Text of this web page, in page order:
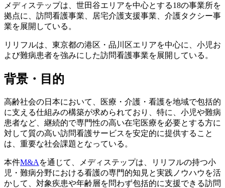
メディステップは、世田谷エリアを中心とする18の事業所を
拠点に、訪問看護事業、居宅介護支援事業、介護タクシー事
業を展開している。
リリフルは、東京都の港区・品川区エリアを中心に、小児お
よび難病患者を強みにした訪問看護事業を展開している。
背景・目的
高齢社会の日本において、医療・介護・看護を地域で包括的
に支える仕組みの構築が求められており、特に、小児や難病
患者など、継続的で専門性の高い在宅医療を必要とする方に
対して質の高い訪問看護サービスを安定的に提供すること
は、重要な社会課題となっている。
本件M&A を通じて、メディステップは、リリフルの持つ小
児・難病分野における看護の専門的知見と実践ノウハウを活
かして、対象疾患や年齢層を問わず包括的に支援できる訪問